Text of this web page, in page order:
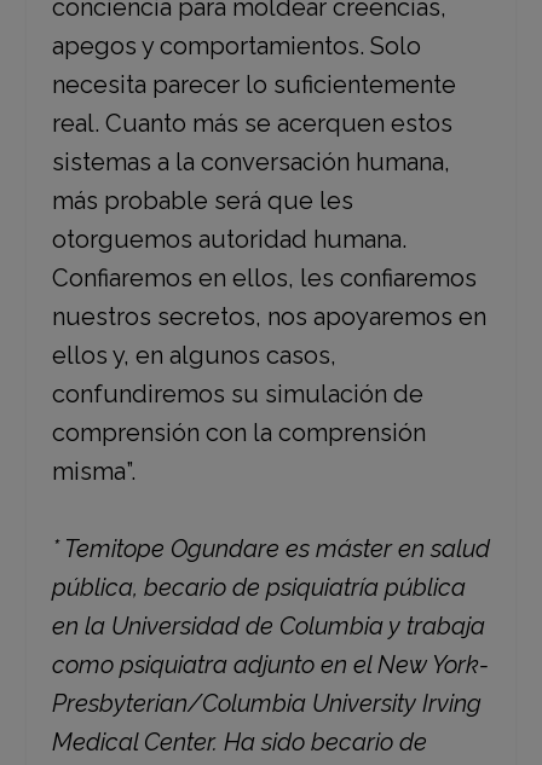
conciencia para moldear creencias,
apegos y comportamientos. Solo
necesita parecer lo suficientemente
real. Cuanto más se acerquen estos
sistemas a la conversación humana,
más probable será que les
otorguemos autoridad humana.
Confiaremos en ellos, les confiaremos
nuestros secretos, nos apoyaremos en
ellos y, en algunos casos,
confundiremos su simulación de
comprensión con la comprensión
misma”.
* Temitope Ogundare es máster en salud
pública, becario de psiquiatría pública
en la Universidad de Columbia y trabaja
como psiquiatra adjunto en el New York-
Presbyterian/Columbia University Irving
Medical Center. Ha sido becario de